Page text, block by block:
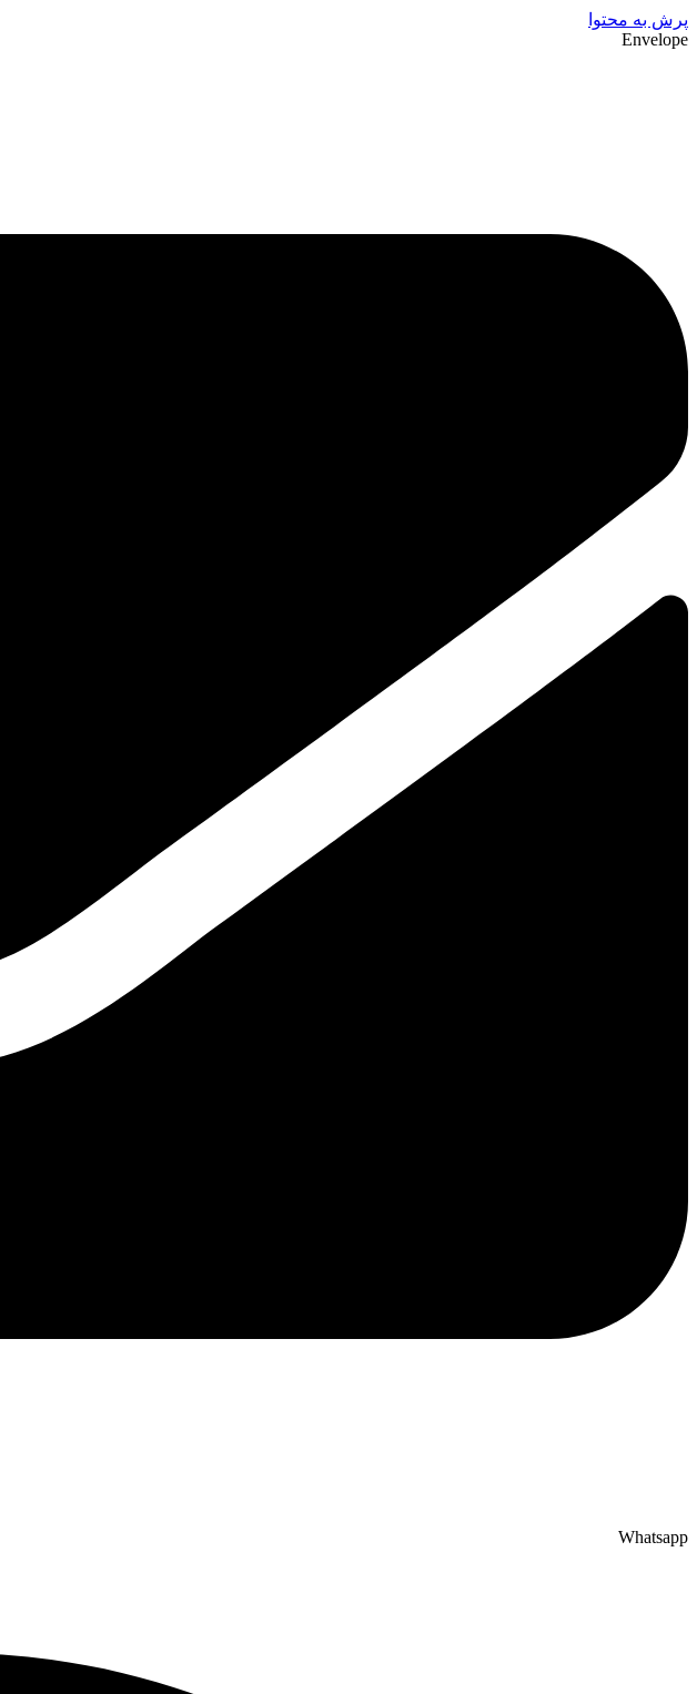
پرش به محتوا
Envelope
Whatsapp